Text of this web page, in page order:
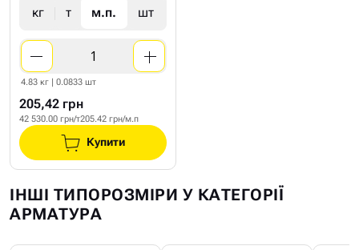
кг т м.п. шт
4.83 кг | 0.0833 шт
205,42 грн
42 530.00 грн/т205.42 грн/м.п
Купити
ІНШІ ТИПОРОЗМІРИ У КАТЕГОРІЇ
АРМАТУРА